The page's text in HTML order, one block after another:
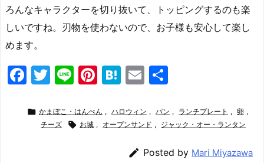
ろんなキャラクターを切り抜いて、トッピングするのも楽
しいですね。刃物を使わないので、お子様も安心して楽し
めます。
F
c
T
itt
er
Li
e
Pi
er
e
H
e
n
a
E
ai
l
 かまぼこ・はんぺん , ハロウィン , パン , ランチプレート , 卵 ,
チーズ
 お城 , オープンサンド , ジャック・オー・ランタン
 Posted by Mari Miyazawa